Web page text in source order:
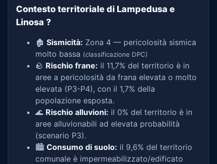
Contesto territoriale di Lampedusa e
Linosa ?
🏚️ Sismicità: Zona 4 — pericolosità sismica
molto bassa (classificazione DPC)
🪨 Rischio frane: il 11,7% del territorio è in
aree a pericolosità da frana elevata o molto
elevata (P3-P4), con il 1,7% della
popolazione esposta.
🌊 Rischio alluvioni: il 0% del territorio è in
aree alluvionabili ad elevata probabilità
(scenario P3).
🏙️ Consumo di suolo: il 9,6% del territorio
comunale è impermeabilizzato/edificato